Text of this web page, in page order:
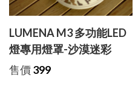
LUMENA M3 多功能LED
燈專用燈罩-沙漠迷彩
售價 399